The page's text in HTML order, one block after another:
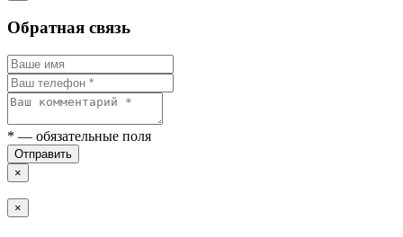
Обратная связь
* — обязательные поля
Отправить
×
×